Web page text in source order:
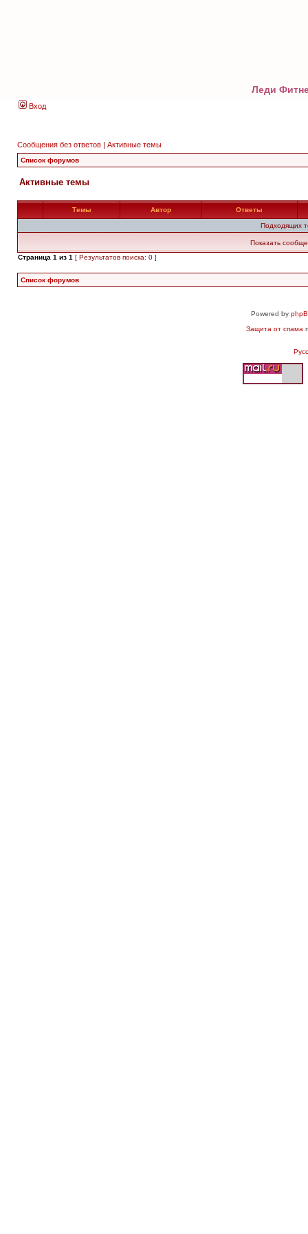
Леди
Вход
Сообщения без ответов | Активные темы
Список форумов
Активные темы
Темы Автор Ответы
Подходящих
Показать
Страница 1 из 1 [ Результатов поиска: 0 ]
Список форумов
Powered by
Защита от спама